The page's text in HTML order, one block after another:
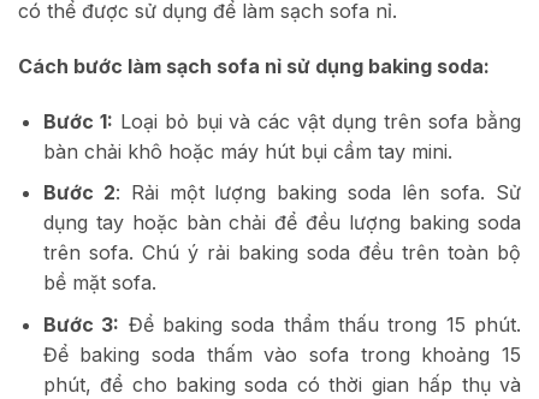
có thể được sử dụng để làm sạch sofa nỉ.
Cách bước làm sạch sofa nỉ sử dụng baking soda:
Bước 1: Loại bỏ bụi và các vật dụng trên sofa bằng
bàn chải khô hoặc máy hút bụi cầm tay mini.
Bước 2: Rải một lượng baking soda lên sofa. Sử
dụng tay hoặc bàn chải để đều lượng baking soda
trên sofa. Chú ý rải baking soda đều trên toàn bộ
bề mặt sofa.
Bước 3: Để baking soda thẩm thấu trong 15 phút.
Để baking soda thấm vào sofa trong khoảng 15
phút, để cho baking soda có thời gian hấp thụ và